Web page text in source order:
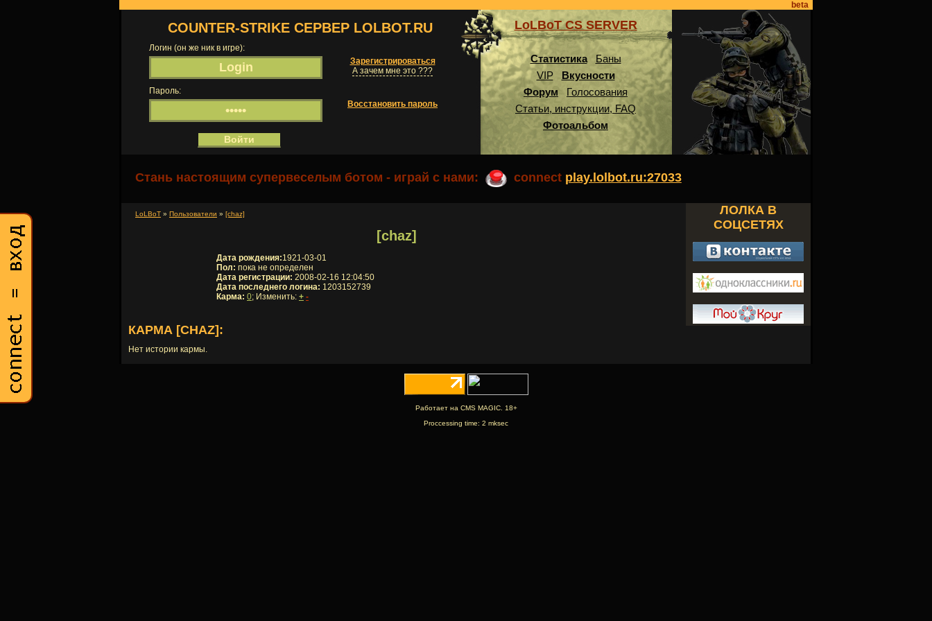
beta
COUNTER-STRIKE СЕРВЕР LOLBOT.RU
Логин (он же ник в игре):
Зарегистрироваться
А зачем мне это ???
Пароль:
Восстановить пароль
LoLBoT CS SERVER
Статистика
Баны
VIP
Вкусности
Форум
Голосования
Статьи, инструкции, FAQ
Фотоальбом
Стань настоящим супервеселым ботом - играй с нами: connect play.lolbot.ru:27033
LoLBoT » Пользователи » [chaz]
[chaz]
Дата рождения:1921-03-01
Пол: пока не определен
Дата регистрации: 2008-02-16 12:04:50
Дата последнего логина: 1203152739
Карма: 0; Изменить: + -
КАРМА [CHAZ]:
Нет истории кармы.
ЛОЛКА В
СОЦСЕТЯХ
Работает на CMS MAGIC. 18+
Proccessing time: 2 mksec